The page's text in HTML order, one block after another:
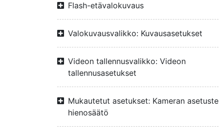
Flash-etävalokuvaus
Valokuvausvalikko: Kuvausasetukset
Videon tallennusvalikko: Videon
tallennusasetukset
Mukautetut asetukset: Kameran
hienosäätö